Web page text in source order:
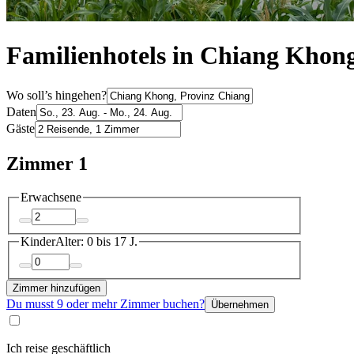
Familienhotels in Chiang
Wo soll’s hingehen?
Daten
Gäste
Zimmer 1
Erwachsene
KinderAlter: 0 bis 17 J.
Zimmer hinzufügen
Du musst 9 oder mehr Zimmer buchen? Übernehmen
Ich reise geschäftlich